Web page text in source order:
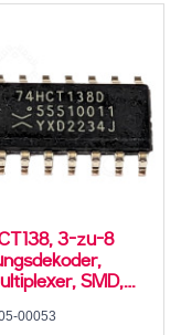
3-zu-8
SMD,
-40..125 °C
00053